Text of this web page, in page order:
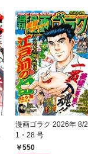
漫画ゴラク 2026年 8/2
1・28 号
550